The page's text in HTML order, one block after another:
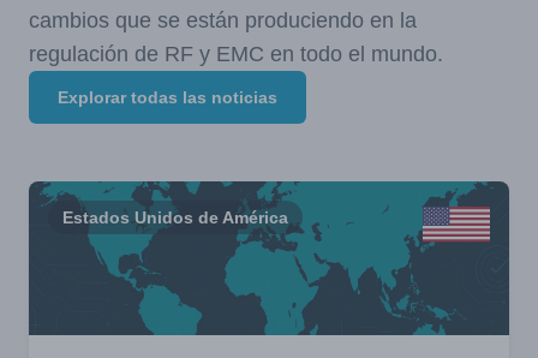
cambios que se están produciendo en la
regulación de RF y EMC en todo el mundo.
Explorar todas las noticias
Estados Unidos de América